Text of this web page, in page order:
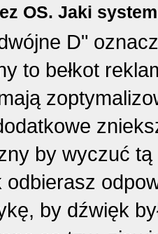
OS. Jaki
D"
to bełkot
by wyczuć
odbierasz
by dźwięk